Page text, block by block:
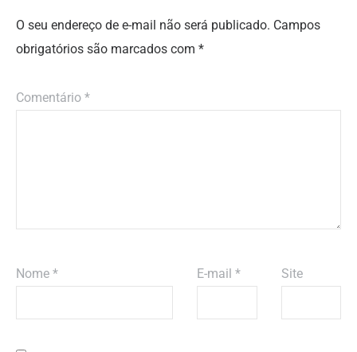
O seu endereço de e-mail não será publicado. Campos
obrigatórios são marcados com *
Comentário *
Nome * E-mail * Site